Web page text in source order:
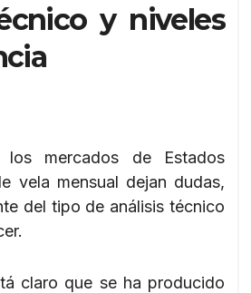
y niveles
mercados de Estados
vela mensual dejan dudas,
del tipo de análisis técnico
claro que se ha producido